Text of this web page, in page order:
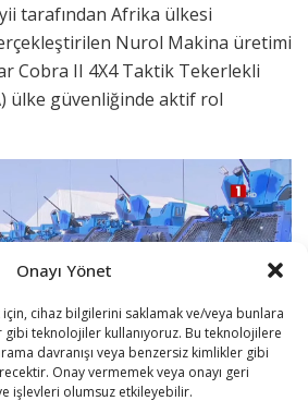
Onayı Yönet
cihaz bilgilerini saklamak ve/veya bunlara
gibi teknolojiler kullanıyoruz. Bu teknolojilere
davranışı veya benzersiz kimlikler gibi
Onay vermemek veya onayı geri
işlevleri olumsuz etkileyebilir.
tarafından Afrika ülkesi
Nurol Makina üretimi
Cobra II 4X4 Taktik Tekerlekli
ülke güvenliğinde aktif rol